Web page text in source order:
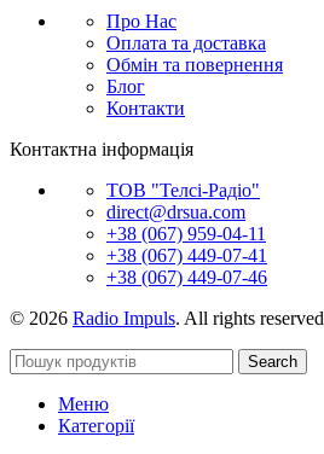
Про Нас
Оплата та доставка
Обмін та повернення
Блог
Контакти
Контактна інформація
ТОВ "Телсі-Радіо"
direct@drsua.com
+38 (067) 959-04-11
+38 (067) 449-07-41
+38 (067) 449-07-46
© 2026 Radio Impuls. All rights reserved
Search
Меню
Категорії